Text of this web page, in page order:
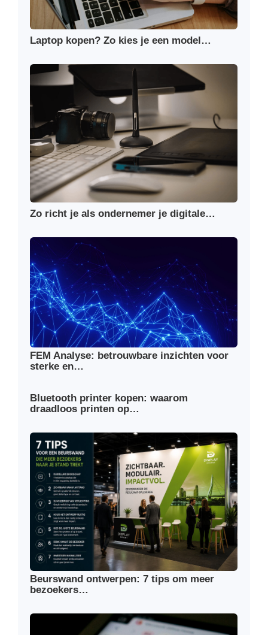
Laptop kopen? Zo kies je een model…
Zo richt je als ondernemer je digitale…
FEM Analyse: betrouwbare inzichten voor
sterke en…
Bluetooth printer kopen: waarom
draadloos printen op…
Beurswand ontwerpen: 7 tips om meer
bezoekers…